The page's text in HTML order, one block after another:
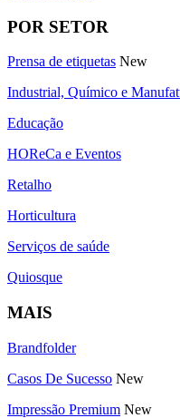
POR SETOR
Prensa de etiquetas New
Industrial, Químico e
Educação
HOReCa e Eventos
Retalho
Horticultura
Serviços de saúde
Quiosque
MAIS
Brandfolder
Casos De Sucesso New
Impressão Premium New